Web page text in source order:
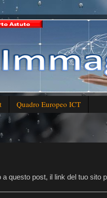
Quadro Europeo ICT
questo post, il link del tuo sito